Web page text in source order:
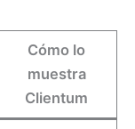
Cómo lo
muestra
Clientum